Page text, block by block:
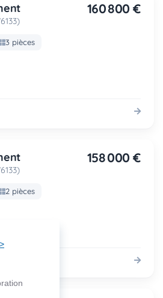
160 800 €
3 pièces
158 000 €
2 pièces